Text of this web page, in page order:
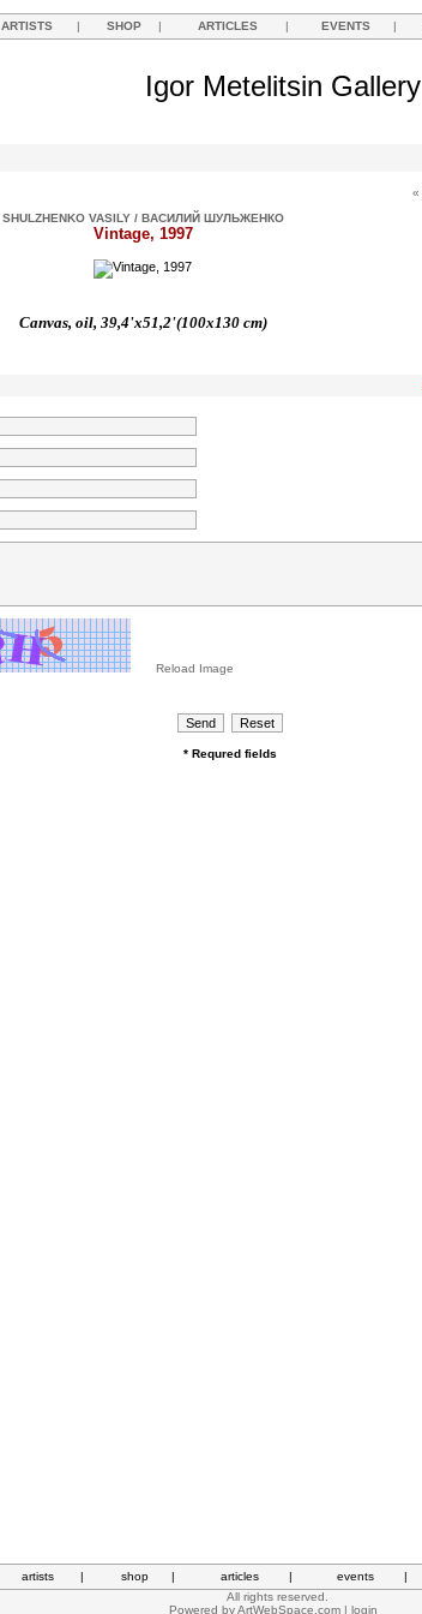
ARTISTS | SHOP | ARTICLES | EVENTS |
Igor Metelitsin Gallery
«
SHULZHENKO VASILY / ВАСИЛИЙ ШУЛЬЖЕНКО
Vintage, 1997
Canvas, oil, 39,4'x51,2'(100x130 cm)
Reload Image
* Requred fields
artists | shop | articles | events |
All rights reserved.
Powered byArtWebSpace.com | login